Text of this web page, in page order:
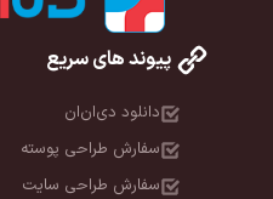
پیوند های سریع
دانلود دی‌ان‌ان
سفارش طراحی پوسته
سفارش طراحی سایت